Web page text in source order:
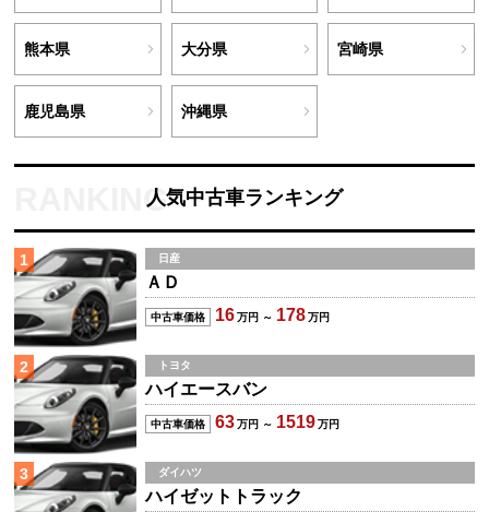
熊本県 大分県 宮崎県
鹿児島県 沖縄県
人気中古車ランキング
1 日産
ＡＤ
中古車価格 16万円 ～ 178万円
2 トヨタ
ハイエースバン
中古車価格 63万円 ～ 1519万円
3 ダイハツ
ハイゼットトラック